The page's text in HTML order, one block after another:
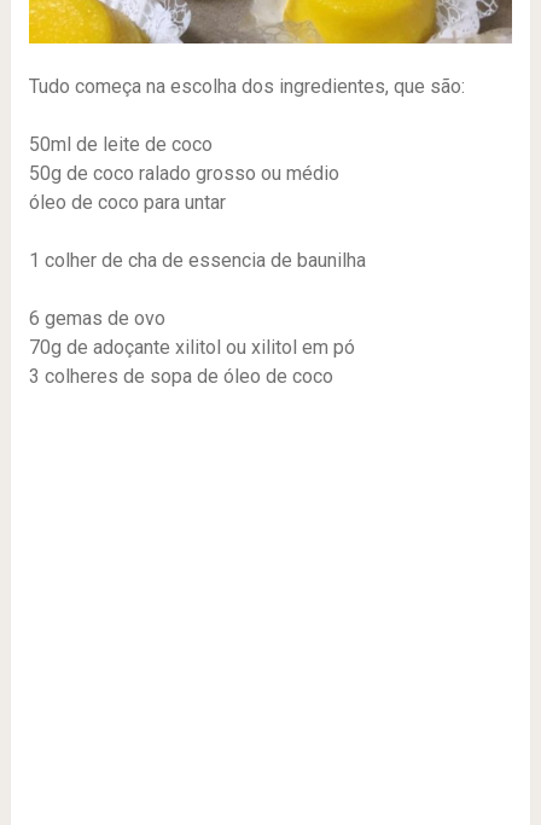
Tudo começa na escolha dos ingredientes, que são:
50ml de leite de coco
50g de coco ralado grosso ou médio
óleo de coco para untar
1 colher de cha de essencia de baunilha
6 gemas de ovo
70g de adoçante xilitol ou xilitol em pó
3 colheres de sopa de óleo de coco